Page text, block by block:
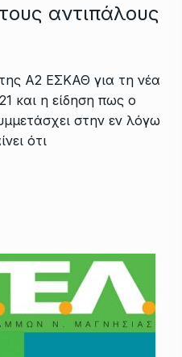
αντιπάλους
Α2 ΕΣΚΑΘ για τη νέα
και η είδηση πως ο
στην εν λόγω
ότι